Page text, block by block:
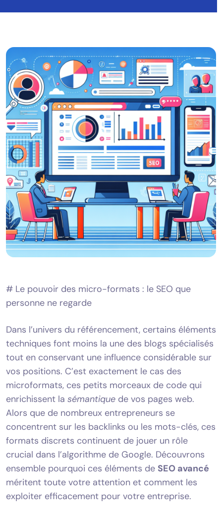
# Le pouvoir des micro-formats : le SEO que
personne ne regarde
Dans l’univers du référencement, certains éléments
techniques font moins la une des blogs spécialisés
tout en conservant une influence considérable sur
vos positions. C’est exactement le cas des
microformats, ces petits morceaux de code qui
enrichissent la sémantique de vos pages web.
Alors que de nombreux entrepreneurs se
concentrent sur les backlinks ou les mots-clés, ces
formats discrets continuent de jouer un rôle
crucial dans l’algorithme de Google. Découvrons
ensemble pourquoi ces éléments de SEO avancé
méritent toute votre attention et comment les
exploiter efficacement pour votre entreprise.